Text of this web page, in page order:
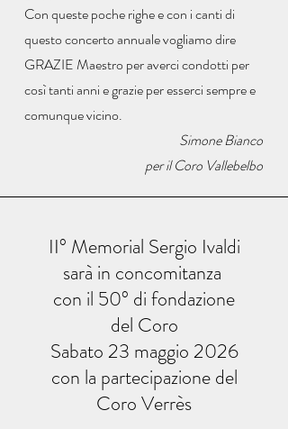
Con queste poche righe e con i canti di
questo concerto annuale vogliamo dire
GRAZIE Maestro per averci condotti per
così tanti anni e grazie per esserci sempre e
comunque vicino.
Simone Bianco
per il Coro Vallebelbo
II° Memorial Sergio Ivaldi
sarà in concomitanza
con il 50° di fondazione
del Coro
Sabato 23 maggio 2026
con la partecipazione del
Coro Verrès